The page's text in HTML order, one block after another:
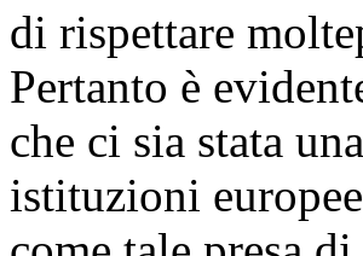
di rispettare
Pertanto è
che ci sia stata
istituzioni